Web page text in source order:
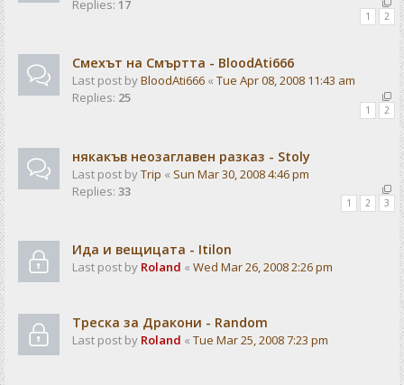
Replies: 17
1 2
Смехът на Смъртта - BloodAti666
Last post byBloodAti666 « Tue Apr 08, 2008 11:43 am
Replies: 25
1 2
някакъв неозаглавен разказ - Stoly
Last post byTrip « Sun Mar 30, 2008 4:46 pm
Replies: 33
1 2 3
Ида и вещицата - Itilon
Last post by Roland « Wed Mar 26, 2008 2:26 pm
Треска за Дракони - Random
Last post by Roland « Tue Mar 25, 2008 7:23 pm